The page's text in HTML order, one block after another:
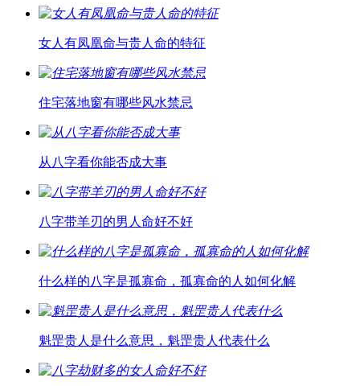
女人有凤凰命与贵人命的特征
住宅落地窗有哪些风水禁忌
从八字看你能否成大事
八字带羊刃的男人命好不好
什么样的八字是孤寡命，孤寡命的人如何化解
魁罡贵人是什么意思，魁罡贵人代表什么